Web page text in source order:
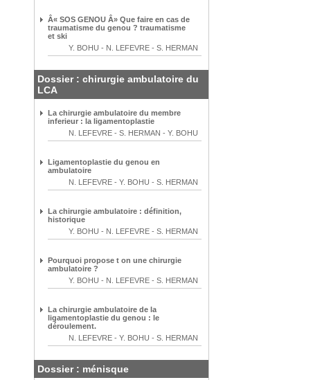
Â« SOS GENOU Â» Que faire en cas de
traumatisme du genou ? traumatisme
et ski
Y. BOHU - N. LEFEVRE - S. HERMAN
Dossier : chirurgie ambulatoire du
LCA
La chirurgie ambulatoire du membre
inferieur : la ligamentoplastie
N. LEFEVRE - S. HERMAN - Y. BOHU
Ligamentoplastie du genou en
ambulatoire
N. LEFEVRE - Y. BOHU - S. HERMAN
La chirurgie ambulatoire : définition,
historique
Y. BOHU - N. LEFEVRE - S. HERMAN
Pourquoi propose t on une chirurgie
ambulatoire ?
Y. BOHU - N. LEFEVRE - S. HERMAN
La chirurgie ambulatoire de la
ligamentoplastie du genou : le
déroulement.
N. LEFEVRE - Y. BOHU - S. HERMAN
Dossier : ménisque